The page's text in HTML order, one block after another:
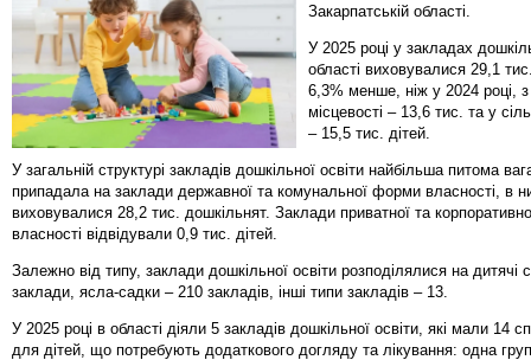
Закарпатськiй областi.
У 2025 році у закладах
області виховувалися 29,1
6,3% менше, ніж у 2024 році, з
місцевості – 13,6 тис. та у
– 15,5 тис. дітей.
У загальній структурі закладів дошкільної освіти найбільша питома
припадала на заклади державної та комунальної форми власності, в
виховувалися 28,2 тис. дошкільнят. Заклади приватної та
власності відвідували 0,9 тис. дітей.
Залежно від типу, заклади дошкільної освіти розподілялися на дитячі
заклади, ясла-садки – 210 закладів, інші типи закладів – 13.
У 2025 році в області діяли 5 закладів дошкільної освіти, які мали 14
для дітей, що потребують додаткового догляду та лікування: одна